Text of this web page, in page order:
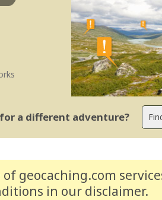
a different adventure?
geocaching.com
in our disclaimer.